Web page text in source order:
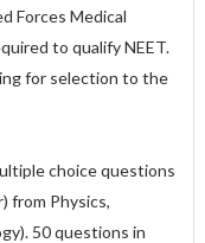
Forces Medical
to qualify NEET.
for selection to the
choice questions
from Physics,
50 questions in